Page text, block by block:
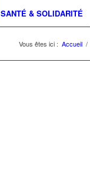
SANTÉ & SOLIDARITÉ
Vous êtes ici : Accueil /